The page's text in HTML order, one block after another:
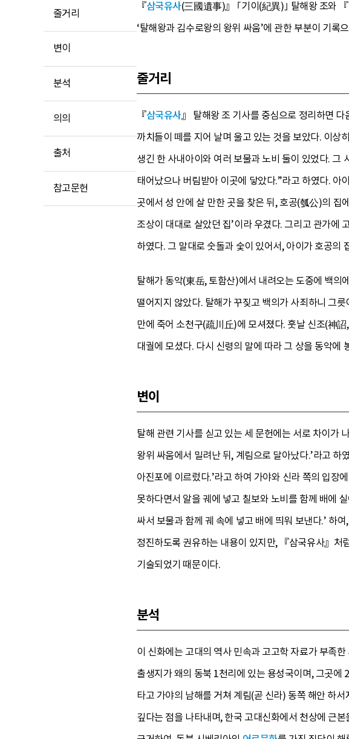
줄거리
변이
분석
의의
출처
참고문헌
『삼국유사(三國遺事)』 ｢기이(紀異)｣ 탈해왕 조와 『
‘탈해왕과 김수로왕의 왕위 싸움’에 관한 부분이 기록
줄거리
『삼국유사』 탈해왕 조 기사를 중심으로 정리하면
까치들이 떼를 지어 날며 울고 있는 것을 보았다. 이상
생긴 한 사내아이와 여러 보물과 노비 둘이 있었다.
태어났으나 버림받아 이곳에 닿았다.”라고 하였다.
곳에서 성 안에 살 만한 곳을 찾은 뒤, 호공(瓠公)의 집
조상이 대대로 살았던 집’이라 우겼다. 그리고 관가에
하였다. 그 말대로 숫돌과 숯이 있어서, 아이가 호공의
탈해가 동악(東岳, 토함산)에서 내려오는 도중에 백의
떨어지지 않았다. 탈해가 꾸짖고 백의가 사죄하니 그
만에 죽어 소천구(疏川丘)에 모셔졌다. 훗날 신조(神
대궐에 모셨다. 다시 신령의 말에 따라 그 상을 동악에
변이
탈해 관련 기사를 싣고 있는 세 문헌에는 서로 차이가
왕위 싸움에서 밀려난 뒤, 계림으로 달아났다.’라고
아진포에 이르렀다.’라고 하여 가야와 신라 쪽의 입장
못하다면서 알을 궤에 넣고 칠보와 노비를 함께 배에
싸서 보물과 함께 궤 속에 넣고 배에 띄워 보낸다.’ 하
정진하도록 권유하는 내용이 있지만, 『삼국유사』처
기술되었기 때문이다.
분석
이 신화에는 고대의 역사 민속과 고고학 자료가 부족
출생지가 왜의 동북 1천리에 있는 용성국이며, 그곳
타고 가야의 남해를 거쳐 계림(곧 신라) 동쪽 해안 하
깊다는 점을 나타내며, 한국 고대신화에서 천상에 근